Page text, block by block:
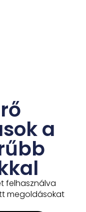
a
felhasználva
megoldásokat